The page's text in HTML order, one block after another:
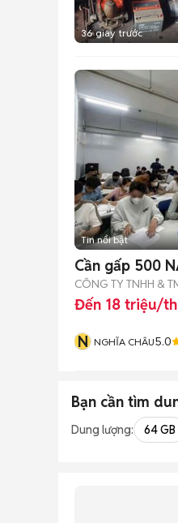
36 giây trước
Tin nổi bật
Cần gấp 500
CÔNG TY TNHH &
Đến 18 triệu/
N NGHĨA CHÂU5.0
Bạn cần tìm
Dung lượng: 64 GB